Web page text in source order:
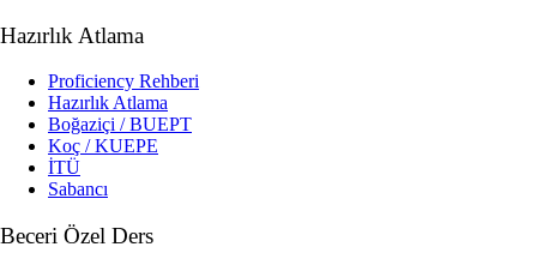
Hazırlık Atlama
Proficiency Rehberi
Hazırlık Atlama
Boğaziçi / BUEPT
Koç / KUEPE
İTÜ
Sabancı
Beceri Özel Ders